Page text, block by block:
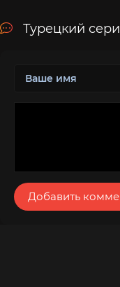
Турецкий
Добавить